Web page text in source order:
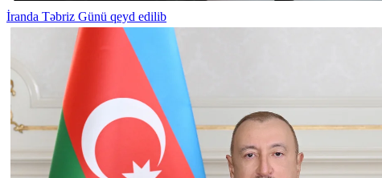
İranda Təbriz Günü qeyd edilib